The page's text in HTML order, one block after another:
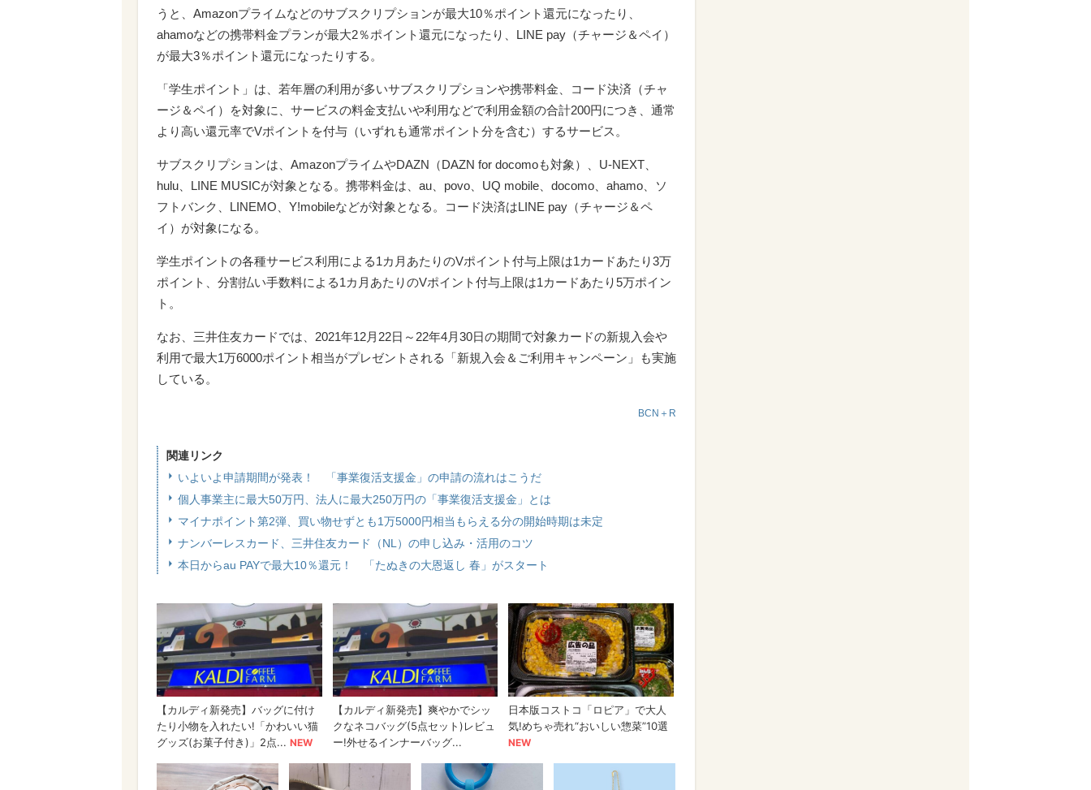
うと、Amazonプライムなどのサブスクリプションが最大10％ポイント還元になったり、
ahamoなどの携帯料金プランが最大2％ポイント還元になったり、LINE pay（チャージ＆ペイ）
が最大3％ポイント還元になったりする。
「学生ポイント」は、若年層の利用が多いサブスクリプションや携帯料金、コード決済（チャ
ージ＆ペイ）を対象に、サービスの料金支払いや利用などで利用金額の合計200円につき、通常
より高い還元率でVポイントを付与（いずれも通常ポイント分を含む）するサービス。
サブスクリプションは、AmazonプライムやDAZN（DAZN for docomoも対象）、U-NEXT、
hulu、LINE MUSICが対象となる。携帯料金は、au、povo、UQ mobile、docomo、ahamo、ソ
フトバンク、LINEMO、Y!mobileなどが対象となる。コード決済はLINE pay（チャージ＆ペ
イ）が対象になる。
学生ポイントの各種サービス利用による1カ月あたりのVポイント付与上限は1カードあたり3万
ポイント、分割払い手数料による1カ月あたりのVポイント付与上限は1カードあたり5万ポイン
ト。
なお、三井住友カードでは、2021年12月22日～22年4月30日の期間で対象カードの新規入会や
利用で最大1万6000ポイント相当がプレゼントされる「新規入会＆ご利用キャンペーン」も実施
している。
BCN＋R
関連リンク
いよいよ申請期間が発表！ 「事業復活支援金」の申請の流れはこうだ
個人事業主に最大50万円、法人に最大250万円の「事業復活支援金」とは
マイナポイント第2弾、買い物せずとも1万5000円相当もらえる分の開始時期は未定
ナンバーレスカード、三井住友カード（NL）の申し込み・活用のコツ
本日からau PAYで最大10％還元！ 「たぬきの大恩返し 春」がスタート